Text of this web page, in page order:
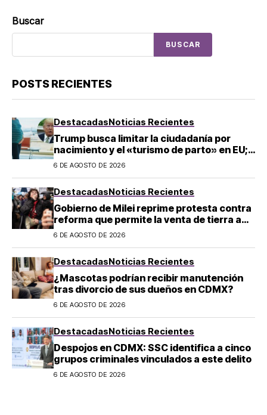
Buscar
BUSCAR
POSTS RECIENTES
DestacadasNoticias Recientes
Trump busca limitar la ciudadanía por
nacimiento y el «turismo de parto» en EU;
¿a quién afecta?
6 DE AGOSTO DE 2026
DestacadasNoticias Recientes
Gobierno de Milei reprime protesta contra
reforma que permite la venta de tierra a
extranjeros en Argentina
6 DE AGOSTO DE 2026
DestacadasNoticias Recientes
¿Mascotas podrían recibir manutención
tras divorcio de sus dueños en CDMX?
6 DE AGOSTO DE 2026
DestacadasNoticias Recientes
Despojos en CDMX: SSC identifica a cinco
grupos criminales vinculados a este delito
6 DE AGOSTO DE 2026